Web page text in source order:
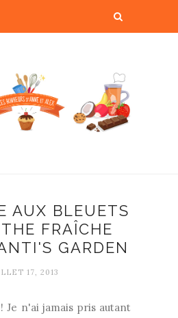
AUX BLEUETS
FRAÎCHE
GARDEN
17, 2013
Je n'ai jamais pris autant